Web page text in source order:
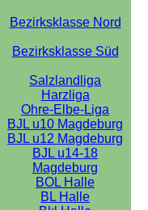
Bezirksklasse Nord
Bezirksklasse Süd
Salzlandliga
Harzliga
Ohre-Elbe-Liga
BJL u10 Magdeburg
BJL u12 Magdeburg
BJL u14-18
Magdeburg
BOL Halle
BL Halle